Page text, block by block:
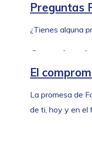
Preguntas
¿Tienes alguna
Consejos
Consejos
El
La promesa de
de ti, hoy y en el